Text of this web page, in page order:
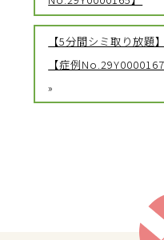
【5分間シミ取り放
【症例No.29Y0000167
»